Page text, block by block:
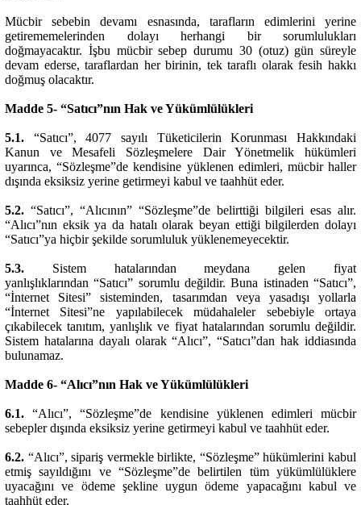
Mücbir sebebin devamı esnasında, tarafların edimlerini yerine
getirememelerinden dolayı herhangi bir sorumlulukları
doğmayacaktır. İşbu mücbir sebep durumu 30 (otuz) gün süreyle
devam ederse, taraflardan her birinin, tek taraflı olarak fesih hakkı
doğmuş olacaktır.
Madde 5- “Satıcı”nın Hak ve Yükümlülükleri
5.1. “Satıcı”, 4077 sayılı Tüketicilerin Korunması Hakkındaki
Kanun ve Mesafeli Sözleşmelere Dair Yönetmelik hükümleri
uyarınca, “Sözleşme”de kendisine yüklenen edimleri, mücbir haller
dışında eksiksiz yerine getirmeyi kabul ve taahhüt eder.
5.2. “Satıcı”, “Alıcının” “Sözleşme”de belirttiği bilgileri esas alır.
“Alıcı”nın eksik ya da hatalı olarak beyan ettiği bilgilerden dolayı
“Satıcı”ya hiçbir şekilde sorumluluk yüklenemeyecektir.
5.3. Sistem hatalarından meydana gelen fiyat
yanlışlıklarından “Satıcı” sorumlu değildir. Buna istinaden “Satıcı”,
“İnternet Sitesi” sisteminden, tasarımdan veya yasadışı yollarla
“İnternet Sitesi”ne yapılabilecek müdahaleler sebebiyle ortaya
çıkabilecek tanıtım, yanlışlık ve fiyat hatalarından sorumlu değildir.
Sistem hatalarına dayalı olarak “Alıcı”, “Satıcı”dan hak iddiasında
bulunamaz.
Madde 6- “Alıcı”nın Hak ve Yükümlülükleri
6.1. “Alıcı”, “Sözleşme”de kendisine yüklenen edimleri mücbir
sebepler dışında eksiksiz yerine getirmeyi kabul ve taahhüt eder.
6.2. “Alıcı”, sipariş vermekle birlikte, “Sözleşme” hükümlerini kabul
etmiş sayıldığını ve “Sözleşme”de belirtilen tüm yükümlülüklere
uyacağını ve ödeme şekline uygun ödeme yapacağını kabul ve
taahhüt eder.